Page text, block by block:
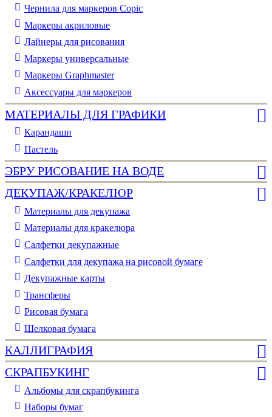
Чернила для маркеров Copic
Маркеры акриловые
Лайнеры для рисования
Маркеры универсальные
Маркеры Graphmaster
Аксессуары для маркеров
МАТЕРИАЛЫ ДЛЯ ГРАФИКИ
Карандаши
Пастель
ЭБРУ РИСОВАНИЕ НА ВОДЕ
ДЕКУПАЖ/КРАКЕЛЮР
Материалы для декупажа
Материалы для кракелюра
Cалфетки декупажные
Салфетки для декупажа на рисовой бумаге
Декупажные карты
Трансферы
Рисовая бумага
Шелковая бумага
КАЛЛИГРАФИЯ
СКРАПБУКИНГ
Альбомы для скрапбукинга
Наборы бумаг